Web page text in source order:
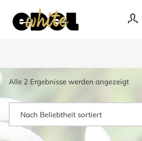
Alle 2 Ergebnisse werden angezeigtNach